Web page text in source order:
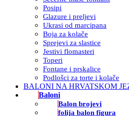
Posipi
Glazure i preljevi
Ukrasi od marcipana
Boja za kolače
Sprejevi za slastice
Jestivi flomasteri
Toperi
Fontane i prskalice
Podlošci za torte i kolače
BALONI NA HRVATSKOM
Baloni
Balon brojevi
folija balon figura